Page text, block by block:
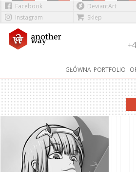
Facebook DeviantArt
Instagram
Sklep
GŁÓWNA PORTFOLIO